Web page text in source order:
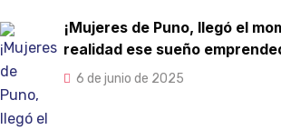
¡Mujeres de Puno, llegó el
realidad ese sueño
6 de junio de 2025